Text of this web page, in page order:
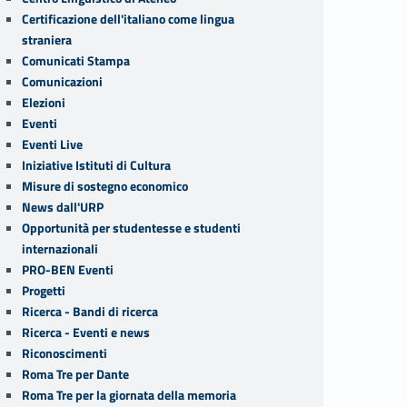
Certificazione dell'italiano come lingua
straniera
Comunicati Stampa
Comunicazioni
Elezioni
Eventi
Eventi Live
Iniziative Istituti di Cultura
Misure di sostegno economico
News dall'URP
Opportunità per studentesse e studenti
internazionali
PRO-BEN Eventi
Progetti
Ricerca - Bandi di ricerca
Ricerca - Eventi e news
Riconoscimenti
Roma Tre per Dante
Roma Tre per la giornata della memoria